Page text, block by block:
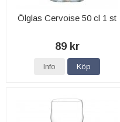
Ölglas Cervoise 50 cl 1 st
89 kr
Info Köp